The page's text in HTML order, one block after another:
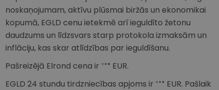
noskaņojumam, aktīvu plūsmai biržās un ekonomikai
kopumā, EGLD cenu ietekmē arī ieguldīto žetonu
daudzums un līdzsvars starp protokola izmaksām un
inflāciju, kas skar atlīdzības par ieguldīšanu.
Pašreizējā Elrond cena ir
EUR.
EGLD 24 stundu tirdzniecības apjoms ir
EUR. Pašlaik